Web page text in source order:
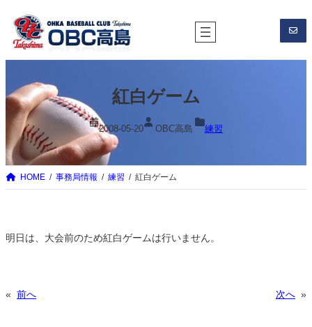
を
ス
ッ
紅白ゲーム
2008-05-20 OBC高島 練習
HOME 事務局情報 練習 紅白ゲーム
明日は、大会前のため紅白ゲームは行いません。
« 前へ 次へ »